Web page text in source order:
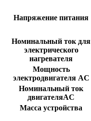
Напряжение питания
Номинальный ток для
электрического
нагревателя
Мощность
электродвигателя AC
Номинальный ток
двигателяAC
Масса устройства